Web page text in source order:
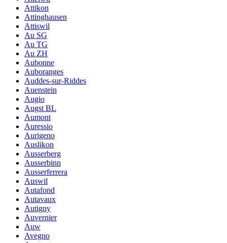
Attikon
Attinghausen
Attiswil
Au SG
Au TG
Au ZH
Aubonne
Auboranges
Auddes-sur-Riddes
Auenstein
Augio
Augst BL
Aumont
Auressio
Aurigeno
Auslikon
Ausserberg
Ausserbinn
Ausserferrera
Auswil
Autafond
Autavaux
Autigny
Auvernier
Auw
Avegno